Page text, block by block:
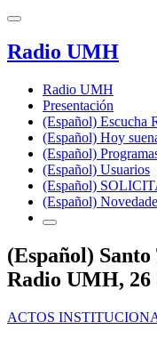
Radio UMH
Radio UMH
Presentación
(Español) Escucha
(Español) Hoy
(Español)
(Español) Usuarios
(Español)
(Español)
(Español) Santo
Radio UMH, 26
ACTOS